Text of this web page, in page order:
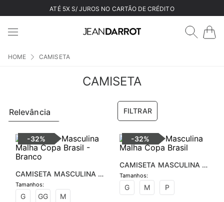
ATÉ 5X S/ JUROS NO CARTÃO DE CRÉDITO
CAMISETA
CAMISETA
Relevância FILTRAR
-32%
CAMISETA MASCULINA
MALHA COPA BRASIL -
BRANCO
G GG M
-32%
CAMISETA MASCULINA
MALHA COPA BRASIL
G
M P